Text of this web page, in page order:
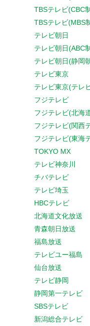
TBSテレビ(CBC
TBSテレビ(MBS
テレビ朝日
テレビ朝日(ABC
テレビ朝日(静岡
テレビ東京
テレビ東京(テレ
フジテレビ
フジテレビ(北海
フジテレビ(関西
フジテレビ(東海
TOKYO MX
テレビ神奈川
チバテレビ
テレビ埼玉
HBCテレビ
北海道文化放送
青森朝日放送
福島放送
テレビユー福島
仙台放送
テレビ静岡
静岡第一テレビ
SBSテレビ
新潟総合テレビ